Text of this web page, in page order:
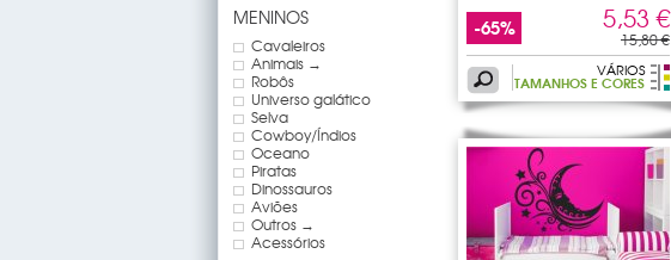
MENINOS
Cavaleiros
Animais →
Robôs
Universo galático
Selva
Cowboy/Índios
Oceano
Piratas
Dinossauros
Aviões
Outros →
Acessórios
-65% 5,53 €
15,80 €
VÁRIOS
TAMANHOS E CORES